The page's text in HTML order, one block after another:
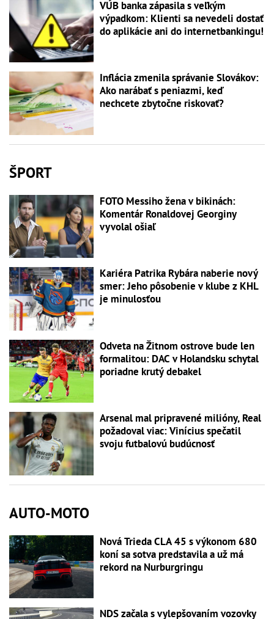
VÚB banka zápasila s veľkým
výpadkom: Klienti sa nevedeli dostať
do aplikácie ani do internetbankingu!
Inflácia zmenila správanie Slovákov:
Ako narábať s peniazmi, keď
nechcete zbytočne riskovať?
ŠPORT
FOTO Messiho žena v bikinách:
Komentár Ronaldovej Georginy
vyvolal ošiaľ
Kariéra Patrika Rybára naberie nový
smer: Jeho pôsobenie v klube z KHL
je minulosťou
Odveta na Žitnom ostrove bude len
formalitou: DAC v Holandsku schytal
poriadne krutý debakel
Arsenal mal pripravené milióny, Real
požadoval viac: Vinícius spečatil
svoju futbalovú budúcnosť
AUTO-MOTO
Nová Trieda CLA 45 s výkonom 680
koní sa sotva predstavila a už má
rekord na Nurburgringu
NDS začala s vylepšovaním vozovky